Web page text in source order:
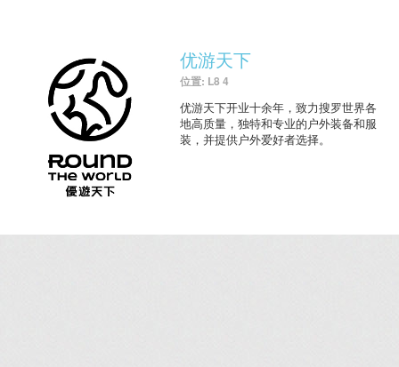
优游天下
位置: L8 4
优游天下开业十余年，致力搜罗世界各
地高质量，独特和专业的户外装备和服
装，并提供户外爱好者选择。